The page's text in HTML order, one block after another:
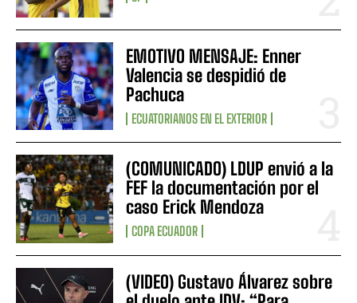
EMOTIVO MENSAJE: Enner
Valencia se despidió de
Pachuca
ECUATORIANOS EN EL EXTERIOR
(COMUNICADO) LDUP envió a la
FEF la documentación por el
caso Erick Mendoza
COPA ECUADOR
(VIDEO) Gustavo Álvarez sobre